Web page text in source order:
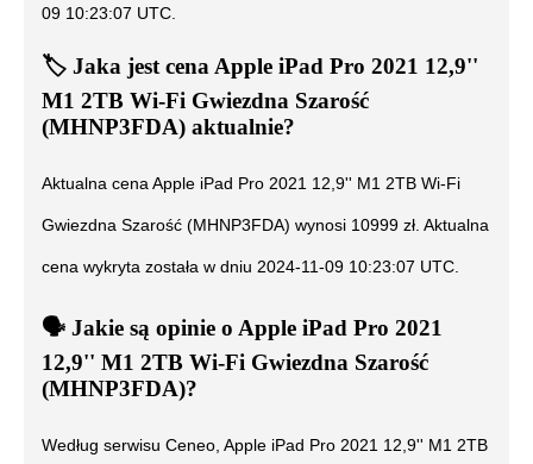
09 10:23:07 UTC
🏷️ Jaka jest cena Apple iPad Pro 2021 12,9''
M1 2TB Wi-Fi Gwiezdna Szarość
(MHNP3FDA) aktualnie?
Aktualna cena Apple iPad Pro 2021 12,9'' M1 2TB Wi-Fi
Gwiezdna Szarość (MHNP3FDA) wynosi 10999 zł. Aktualna
cena wykryta została w dniu 2024-11-09 10:23:07 UTC
🗣️ ️ Jakie są opinie o Apple iPad Pro 2021
12,9'' M1 2TB Wi-Fi Gwiezdna Szarość
(MHNP3FDA)?
Według serwisu Ceneo, Apple iPad Pro 2021 12,9'' M1 2TB